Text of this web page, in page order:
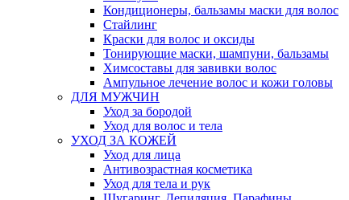
Кондиционеры, бальзамы маски для волос
Стайлинг
Краски для волос и оксиды
Тонирующие маски, шампуни, бальзамы
Химсоставы для завивки волос
Ампульное лечение волос и кожи головы
ДЛЯ МУЖЧИН
Уход за бородой
Уход для волос и тела
УХОД ЗА КОЖЕЙ
Уход для лица
Антивозрастная косметика
Уход для тела и рук